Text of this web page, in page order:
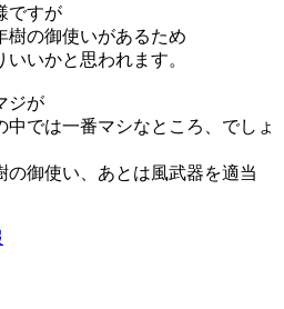
ですが
樹の御使いがあるため
いかと思われます。
ジが
では一番マシなところ、でしょ
の御使い、あとは風武器を適当